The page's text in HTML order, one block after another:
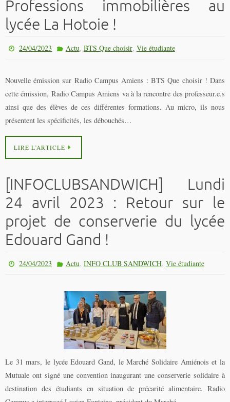
Professions immobilières au
lycée La Hotoie !
24/04/2023 Actu, BTS Que choisir, Vie étudiante
Nouvelle émission sur Radio Campus Amiens : BTS Que choisir ! Dans
cette émission, Radio Campus Amiens va à la rencontre des professeur.e.s
ainsi que des élèves de ces différentes formations. Au micro, ils nous
présentent les spécificités, les débouchés…
LIRE L’ARTICLE
[INFOCLUBSANDWICH] Lundi
24 avril 2023 : Retour sur le
projet de conserverie du lycée
Edouard Gand !
24/04/2023 Actu, INFO CLUB SANDWICH, Vie étudiante
Le 31 mars, le lycée Edouard Gand, le Marché Solidaire Amiénois et la
Mutuale ont signé une convention inaugurant une conserverie solidaire à
destination des étudiants en situation de précarité alimentaire. Radio